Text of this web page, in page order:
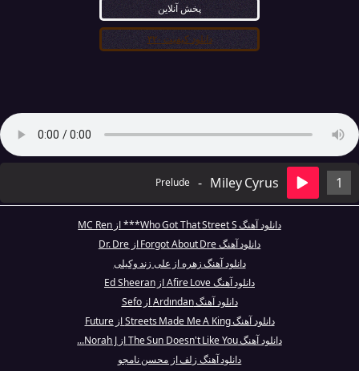
پخش آنلاین
دانلود کیفیت ۳۲۰
1
Miley Cyrus
-
Prelude
دانلود آهنگ Who Got That Street S*** از MC Ren
دانلود آهنگ Forgot About Dre از Dr. Dre
دانلود آهنگ زهره از علی زند وکیلی
دانلود آهنگ Afire Love از Ed Sheeran
دانلود آهنگ Ardından از Sefo
دانلود آهنگ Streets Made Me A King از Future
دانلود آهنگ The Sun Doesn't Like You از Norah J...
دانلود آهنگ زلف از محسن نامجو